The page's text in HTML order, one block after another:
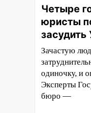
14:26 В
14:23
им
14:01
получили
Четыре
юристы
засудить
Зачастую
одиночку, и
Эксперты
бюро —